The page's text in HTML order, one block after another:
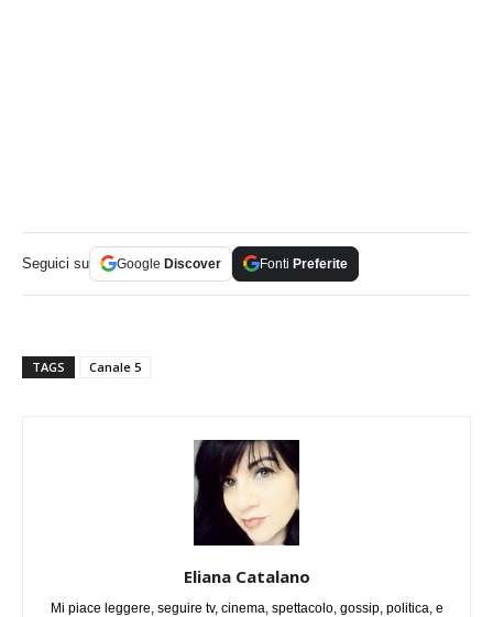
Seguici su Google Discover Fonti Preferite
TAGS Canale 5
Eliana Catalano
Mi piace leggere, seguire tv, cinema, spettacolo, gossip, politica, e